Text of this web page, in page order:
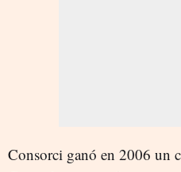
Consorci ganó en 2006 un